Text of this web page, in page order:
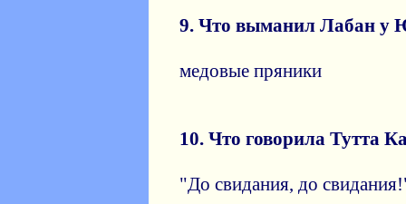
9. Что выманил Лабан
медовые пряники
10. Что говорила Тутта
"До свидания, до